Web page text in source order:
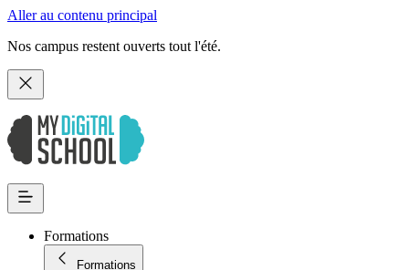
Aller au contenu principal
Nos campus restent ouverts tout l'été.
Formations
Formations